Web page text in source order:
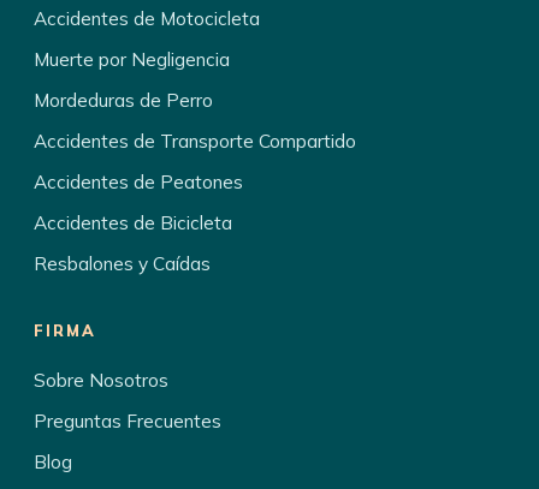
Accidentes de Motocicleta
Muerte por Negligencia
Mordeduras de Perro
Accidentes de Transporte Compartido
Accidentes de Peatones
Accidentes de Bicicleta
Resbalones y Caídas
FIRMA
Sobre Nosotros
Preguntas Frecuentes
Blog